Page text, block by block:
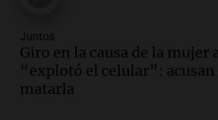
Audio.
contrato entre
Huawei en Neuquén
Panorama Federal
Juntos
Giro en la causa de la mujer
“explotó el celular”:
matarla